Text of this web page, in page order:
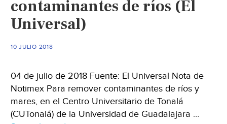
Puntal)
contaminantes de ríos (El
Universal)
10 JULIO 2018
04 de julio de 2018 Fuente: El Universal Nota de
Notimex Para remover contaminantes de ríos y
mares, en el Centro Universitario de Tonalá
(CUTonalá) de la Universidad de Guadalajara …